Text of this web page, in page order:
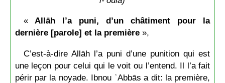
«Allāh l’a puni, d’un châtiment pour la
dernière [parole] et la première »,
C’est-à-dire Allāh l’a puni d’une punition qui est
une leçon pour celui qui le voit ou l’entend. Il l’a fait
périr par la noyade. Ibnou ʿAbbās a dit: la première,